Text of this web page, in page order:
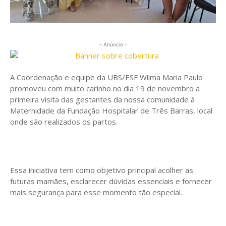
- Anúncio -
A Coordenação e equipe da UBS/ESF Wilma Maria Paulo
promoveu com muito carinho no dia 19 de novembro a
primeira visita das gestantes da nossa comunidade à
Maternidade da Fundação Hospitalar de Três Barras, local
onde são realizados os partos.
Essa iniciativa tem como objetivo principal acolher as
futuras mamães, esclarecer dúvidas essenciais e fornecer
mais segurança para esse momento tão especial.